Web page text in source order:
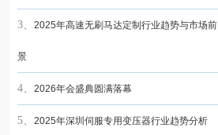
3、 2025年高速无刷马达定制行业趋势与市场前
景
4、 2026年会盛典圆满落幕
5、 2025年深圳伺服专用变压器行业趋势分析